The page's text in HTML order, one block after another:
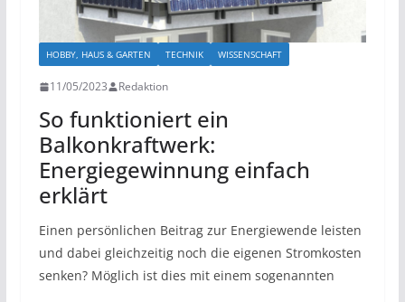
HOBBY, HAUS & GARTEN TECHNIK WISSENSCHAFT
11/05/2023 Redaktion
So funktioniert ein
Balkonkraftwerk:
Energiegewinnung einfach
erklärt
Einen persönlichen Beitrag zur Energiewende leisten
und dabei gleichzeitig noch die eigenen Stromkosten
senken? Möglich ist dies mit einem sogenannten